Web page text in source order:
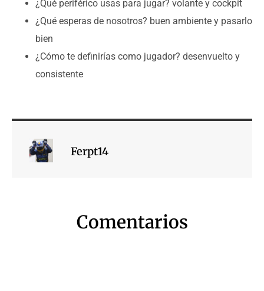
¿Qué periférico usas para jugar? volante y cockpit
¿Qué esperas de nosotros? buen ambiente y pasarlo
bien
¿Cómo te definirías como jugador? desenvuelto y
consistente
Ferpt14
Comentarios